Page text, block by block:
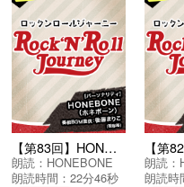
【第83回】HONEBONEのRock’N’Roll Journey
朗読： HONEBONE
朗読時間：22分46秒
朗読：
朗読時